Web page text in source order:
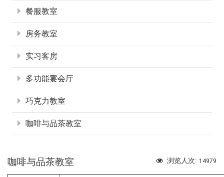
餐服教室
房务教室
实习客房
多功能宴会厅
巧克力教室
咖啡与品茶教室
浏览人次: 14979
咖啡与品茶教室